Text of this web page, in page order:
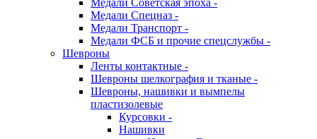
Медали Советская эпоха -
Медали Спецназ -
Медали Транспорт -
Медали ФСБ и прочие спецслужбы -
Шевроны
Ленты контактные -
Шевроны шелкография и тканые -
Шевроны, нашивки и вымпелы
пластизолевые
Курсовки -
Нашивки